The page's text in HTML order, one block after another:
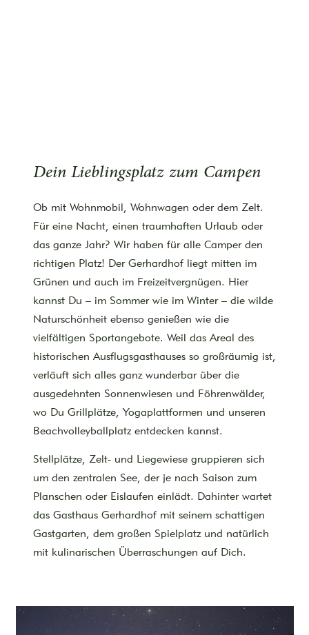
Dein Lieblingsplatz zum Campen
Ob mit Wohnmobil, Wohnwagen oder dem Zelt.
Für eine Nacht, einen traumhaften Urlaub oder
das ganze Jahr? Wir haben für alle Camper den
richtigen Platz! Der Gerhardhof liegt mitten im
Grünen und auch im Freizeitvergnügen. Hier
kannst Du – im Sommer wie im Winter – die wilde
Naturschönheit ebenso genießen wie die
vielfältigen Sportangebote. Weil das Areal des
historischen Ausflugsgasthauses so großräumig ist,
verläuft sich alles ganz wunderbar über die
ausgedehnten Sonnenwiesen und Föhrenwälder,
wo Du Grillplätze, Yogaplattformen und unseren
Beachvolleyballplatz entdecken kannst.
Stellplätze, Zelt- und Liegewiese gruppieren sich
um den zentralen See, der je nach Saison zum
Planschen oder Eislaufen einlädt. Dahinter wartet
das Gasthaus Gerhardhof mit seinem schattigen
Gastgarten, dem großen Spielplatz und natürlich
mit kulinarischen Überraschungen auf Dich.